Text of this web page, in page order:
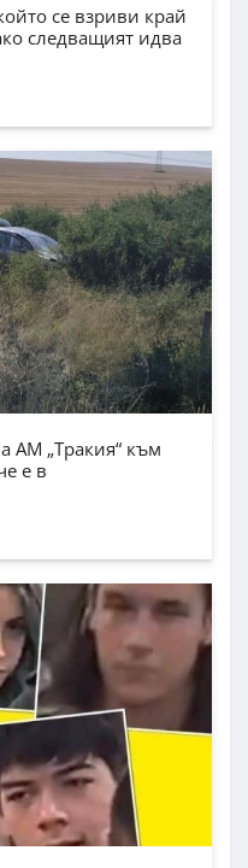
се взриви край
следващият идва
АМ „Тракия“ към
е в